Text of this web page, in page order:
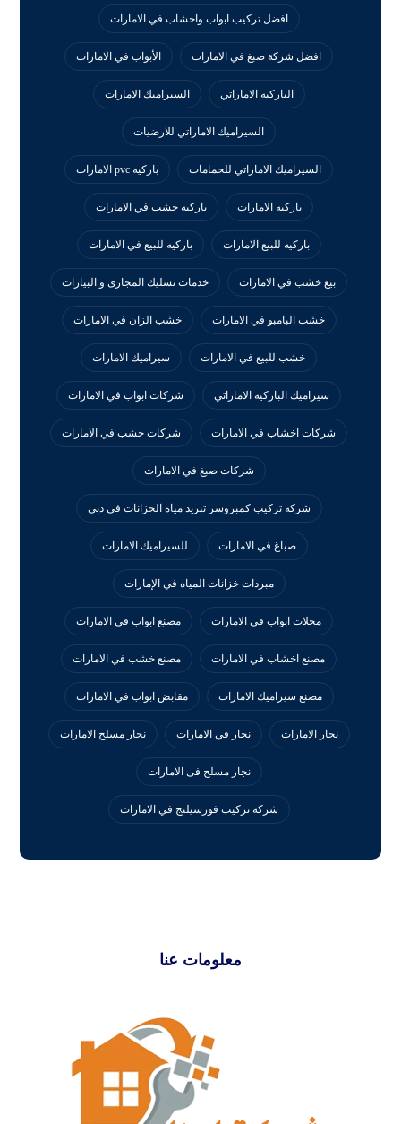
افضل تركيب ابواب واخشاب في الامارات
افضل شركة صبغ في الامارات الأبواب في الامارات
الباركيه الاماراتي السيراميك الامارات
السيراميك الاماراتي للارضيات
السيراميك الاماراتي للحمامات باركيه pvc الامارات
باركيه الامارات باركيه خشب في الامارات
باركيه للبيع الامارات باركيه للبيع في الامارات
بيع خشب في الامارات خدمات تسليك المجارى و البيارات
خشب البامبو في الامارات خشب الزان في الامارات
خشب للبيع في الامارات سيراميك الامارات
سيراميك الباركيه الاماراتي شركات ابواب في الامارات
شركات اخشاب في الامارات شركات خشب في الامارات
شركات صبغ في الامارات
شركه تركيب كمبروسر تبريد مياه الخزانات في دبي
صباغ في الامارات للسيراميك الامارات
مبردات خزانات المياه في الإمارات
محلات ابواب في الامارات مصنع ابواب في الامارات
مصنع اخشاب في الامارات مصنع خشب في الامارات
مصنع سيراميك الامارات مقابض ابواب في الامارات
نجار الامارات نجار في الامارات نجار مسلح الامارات
نجار مسلح فى الامارات
‏شركة تركيب فورسيلنج في الامارات
معلومات عنا